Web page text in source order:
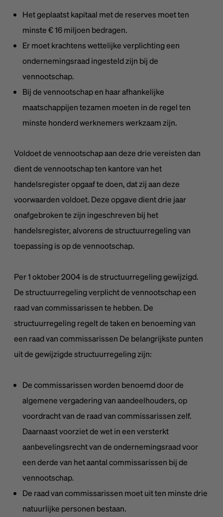
Het geplaatst kapitaal met de reserves moet ten
minste € 16 miljoen bedragen.
Er moet krachtens wettelijke verplichting een
ondernemingsraad ingesteld zijn bij de
vennootschap.
Bij de vennootschap en haar afhankelijke
maatschappijen tezamen moeten in de regel ten
minste honderd werknemers werkzaam zijn.
Voldoet de vennootschap aan deze drie vereisten dan
dient de vennootschap ten kantore van het
handelsregister opgaaf te doen, dat zij aan deze
voorwaarden voldoet. Deze opgave dient drie jaar
onafgebroken te zijn ingeschreven bij het
handelsregister, alvorens de structuurregeling van
toepassing is op de vennootschap.
Per 1 oktober 2004 is de structuurregeling gewijzigd.
De structuurregeling verplicht de vennootschap een
raad van commissarissen te hebben. De
structuurregeling regelt de taken en benoeming van
een raad van commissarissen De belangrijkste punten
uit de gewijzigde structuurregeling zijn:
De commissarissen worden benoemd door de
algemene vergadering van aandeelhouders, op
voordracht van de raad van commissarissen zelf.
Daarnaast voorziet de wet in een versterkt
aanbevelingsrecht van de ondernemingsraad voor
een derde van het aantal commissarissen bij de
vennootschap.
De raad van commissarissen moet uit ten minste drie
natuurlijke personen bestaan.